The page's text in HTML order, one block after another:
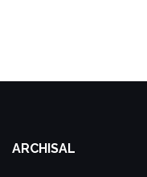
ARCHISAL